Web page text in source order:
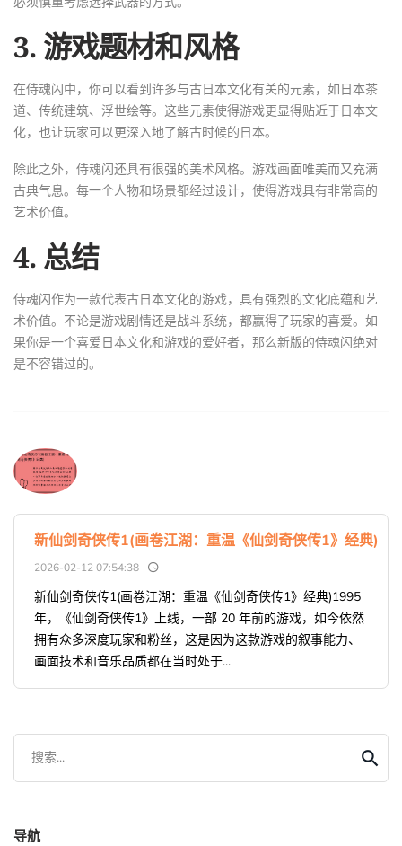
3. 游戏题材和风格
在侍魂闪中，你可以看到许多与古日本文化有关的元素，如日本茶
道、传统建筑、浮世绘等。这些元素使得游戏更显得贴近于日本文
化，也让玩家可以更深入地了解古时候的日本。
除此之外，侍魂闪还具有很强的美术风格。游戏画面唯美而又充满
古典气息。每一个人物和场景都经过设计，使得游戏具有非常高的
艺术价值。
4. 总结
侍魂闪作为一款代表古日本文化的游戏，具有强烈的文化底蕴和艺
术价值。不论是游戏剧情还是战斗系统，都赢得了玩家的喜爱。如
果你是一个喜爱日本文化和游戏的爱好者，那么新版的侍魂闪绝对
是不容错过的。
新仙剑奇侠传1(画卷江湖：重温《仙剑奇侠传1》经典)
2026-02-12 07:54:38
新仙剑奇侠传1(画卷江湖：重温《仙剑奇侠传1》经典)1995
年，《仙剑奇侠传1》上线，一部 20 年前的游戏，如今依然
拥有众多深度玩家和粉丝，这是因为这款游戏的叙事能力、
画面技术和音乐品质都在当时处于...
搜索...
导航